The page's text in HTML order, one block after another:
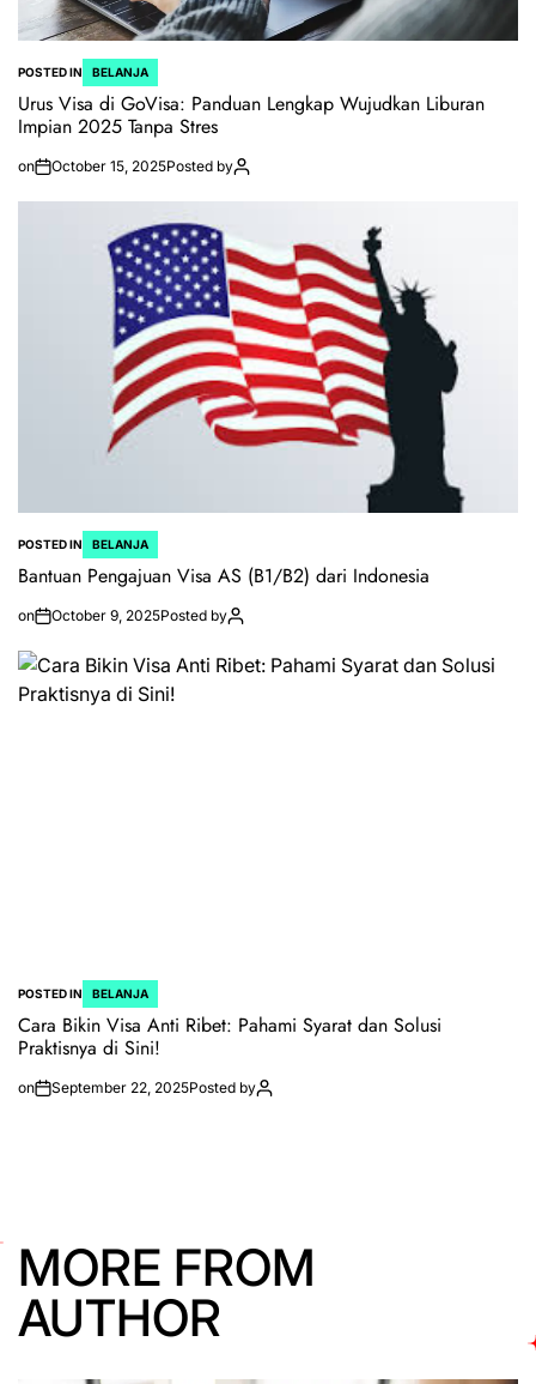
POSTED IN BELANJA
Urus Visa di GoVisa: Panduan Lengkap Wujudkan Liburan
Impian 2025 Tanpa Stres
on October 15, 2025Posted by
POSTED IN BELANJA
Bantuan Pengajuan Visa AS (B1/B2) dari Indonesia
on October 9, 2025Posted by
POSTED IN BELANJA
Cara Bikin Visa Anti Ribet: Pahami Syarat dan Solusi
Praktisnya di Sini!
on September 22, 2025Posted by
MORE FROM
AUTHOR